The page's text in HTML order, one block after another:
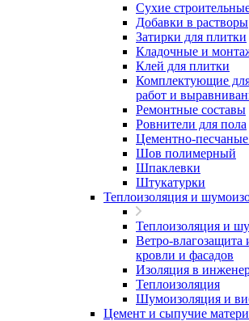
Сухие
Добавки в растворы
Затирки для плитки
Кладочные и
Клей для плитки
Комплектующие
работ и
Ремонтные составы
Ровнители для пола
Цементно-
Шов полимерный
Шпаклевки
Штукатурки
Теплоизоляция и
Теплоизоляция и
Ветро-влагозащита
кровли и фасадов
Изоляция в
Теплоизоляция
Шумоизоляция и
Цемент и сыпучие